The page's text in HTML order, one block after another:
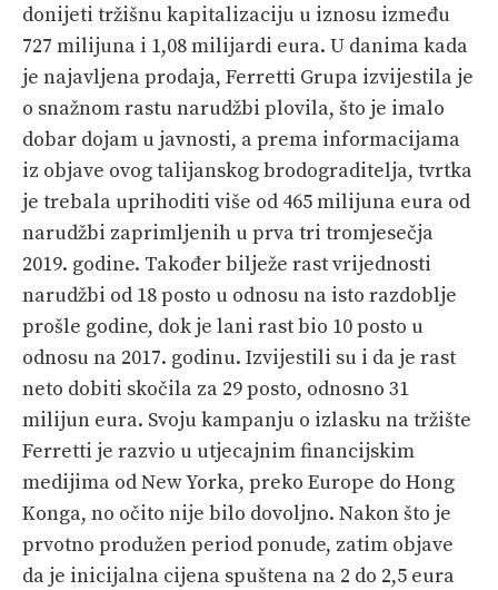
donijeti tržišnu kapitalizaciju u iznosu između
727 milijuna i 1,08 milijardi eura. U danima kada
je najavljena prodaja, Ferretti Grupa izvijestila je
o snažnom rastu narudžbi plovila, što je imalo
dobar dojam u javnosti, a prema informacijama
iz objave ovog talijanskog brodograditelja, tvrtka
je trebala uprihoditi više od 465 milijuna eura od
narudžbi zaprimljenih u prva tri tromjesečja
2019. godine. Također bilježe rast vrijednosti
narudžbi od 18 posto u odnosu na isto razdoblje
prošle godine, dok je lani rast bio 10 posto u
odnosu na 2017. godinu. Izvijestili su i da je rast
neto dobiti skočila za 29 posto, odnosno 31
milijun eura. Svoju kampanju o izlasku na tržište
Ferretti je razvio u utjecajnim financijskim
medijima od New Yorka, preko Europe do Hong
Konga, no očito nije bilo dovoljno. Nakon što je
prvotno produžen period ponude, zatim objave
da je inicijalna cijena spuštena na 2 do 2,5 eura